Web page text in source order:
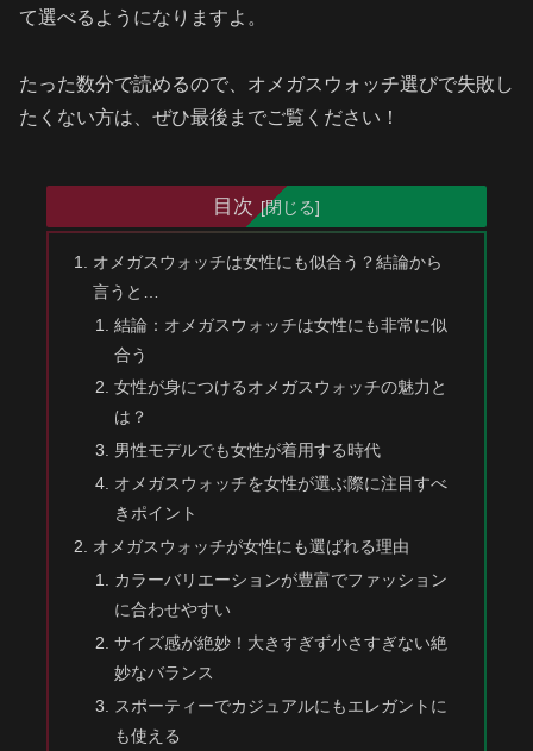
て選べるようになりますよ。
たった数分で読めるので、オメガスウォッチ選びで失敗し
たくない方は、ぜひ最後までご覧ください！
目次
オメガスウォッチは女性にも似合う？結論から
言うと…
結論：オメガスウォッチは女性にも非常に似
合う
女性が身につけるオメガスウォッチの魅力と
は？
男性モデルでも女性が着用する時代
オメガスウォッチを女性が選ぶ際に注目すべ
きポイント
オメガスウォッチが女性にも選ばれる理由
カラーバリエーションが豊富でファッション
に合わせやすい
サイズ感が絶妙！大きすぎず小さすぎない絶
妙なバランス
スポーティーでカジュアルにもエレガントに
も使える